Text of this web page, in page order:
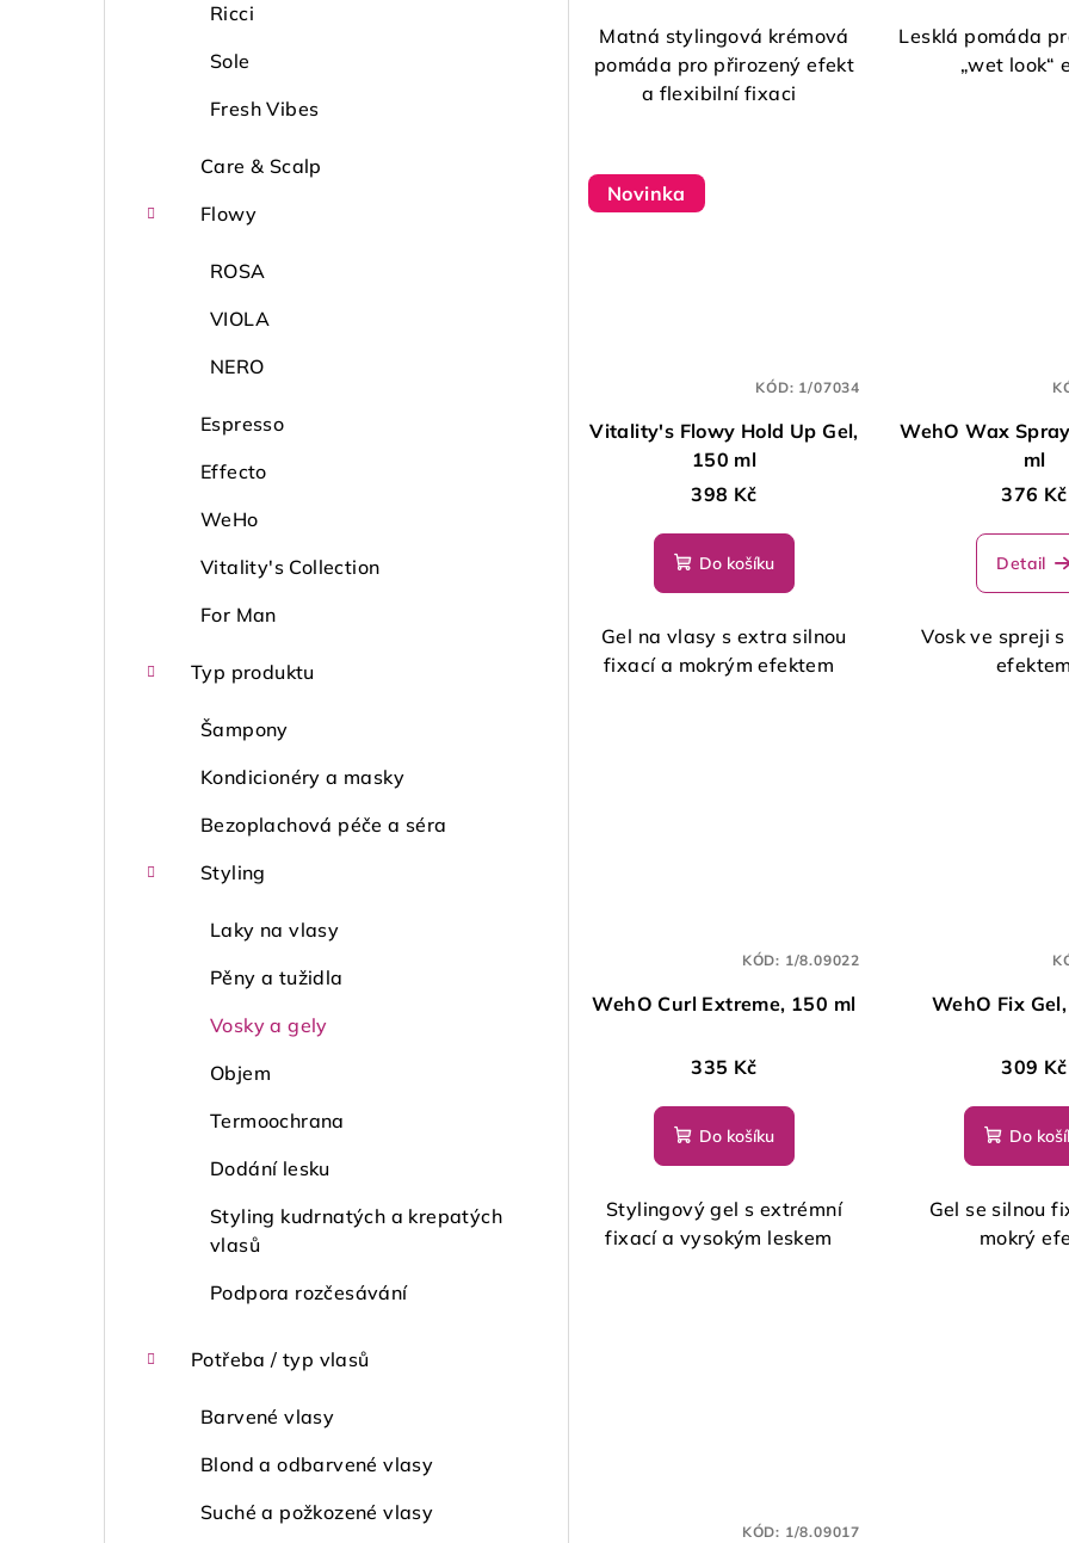
Ricci
Sole
Fresh Vibes
Care & Scalp
Flowy
ROSA
VIOLA
NERO
Espresso
Effecto
WeHo
Vitality's Collection
For Man
Typ produktu
Šampony
Kondicionéry a masky
Bezoplachová péče a séra
Styling
Laky na vlasy
Pěny a tužidla
Vosky a gely
Objem
Termoochrana
Dodání lesku
Styling kudrnatých a krepatých
vlasů
Podpora rozčesávání
Potřeba / typ vlasů
Barvené vlasy
Blond a odbarvené vlasy
Suché a požkozené vlasy
ů
k
t
Matná stylingová krémová
pomáda pro přirozený efekt
a flexibilní fixaci
Lesklá pomáda
„wet look“
Novinka
Vitality's Flowy Hold Up Gel,
150 ml
398 Kč
Do košíku
Gel na vlasy s extra silnou
fixací a mokrým efektem
KÓD: 1/07034
WehO Wax
ml
376 Kč
Detail
Vosk ve spreji
efektem
WehO Curl Extreme, 150 ml
335 Kč
Do košíku
Stylingový gel s extrémní
fixací a vysokým leskem
KÓD: 1/8.09022
WehO Fix
309 Kč
Do
Gel se silnou
mokrý
KÓD: 1/8.09017